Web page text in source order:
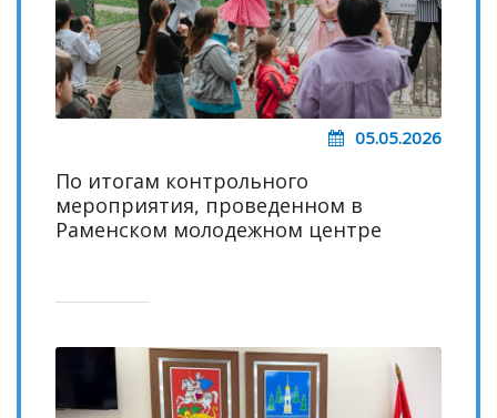
05.05.2026
По итогам контрольного
мероприятия, проведенном в
Раменском молодежном центре